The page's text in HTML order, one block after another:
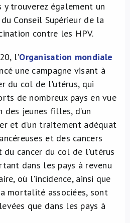
y trouverez également un
Conseil Supérieur de la
contre les HPV.
l'Organisation mondiale
une campagne visant à
du col de l'utérus, qui
de nombreux pays en vue
des jeunes filles, d’un
et d’un traitement adéquat
et des cancers
du cancer du col de l'utérus
dans les pays à revenu
où l'incidence, ainsi que
mortalité associées, sont
que dans les pays à